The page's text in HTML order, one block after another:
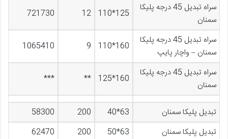
سراه تبدیل 45 درجه پلیکا
سمنان
125*110
12
721730
سراه تبدیل 45 درجه پلیکا
سمنان – واچار پایپ
160*110
9
1065410
سراه تبدیل 45 درجه پلیکا
سمنان
160*125
**
***
تبدیل پلیکا سمنان 63*40
200
58300
تبدیل پلیکا سمنان
63*50
200
62470